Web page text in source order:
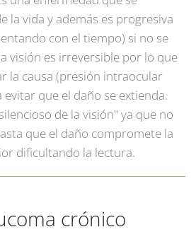
la vida y además es progresiva
con el tiempo) si no se
visión es irreversible por lo que
la causa (presión intraocular
que el daño se extienda.
de la visión" ya que no
que el daño compromete la
dificultando la lectura.
crónico